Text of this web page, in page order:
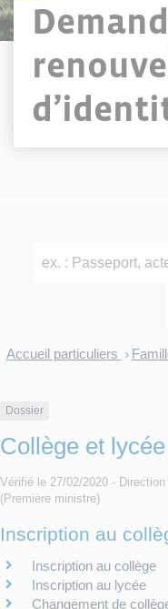
Accueil particuliers >
Dossier
Collège et lycée
Vérifié le 27/02/2020 -
(Première ministre)
Inscription au
Inscription au collège
Inscription au lycée
Changement de